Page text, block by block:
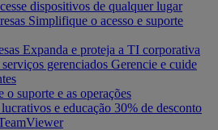
dispositivos de qualquer lugar
Simplifique o acesso e suporte
Expanda e proteja a TI corporativa
gerenciados Gerencie e cuide
o suporte e as operações
e educação 30% de desconto